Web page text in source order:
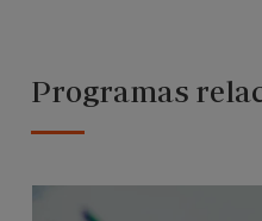
Programas